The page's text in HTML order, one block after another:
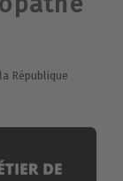
République